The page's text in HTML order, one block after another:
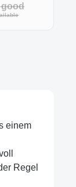
good
einem
Regel